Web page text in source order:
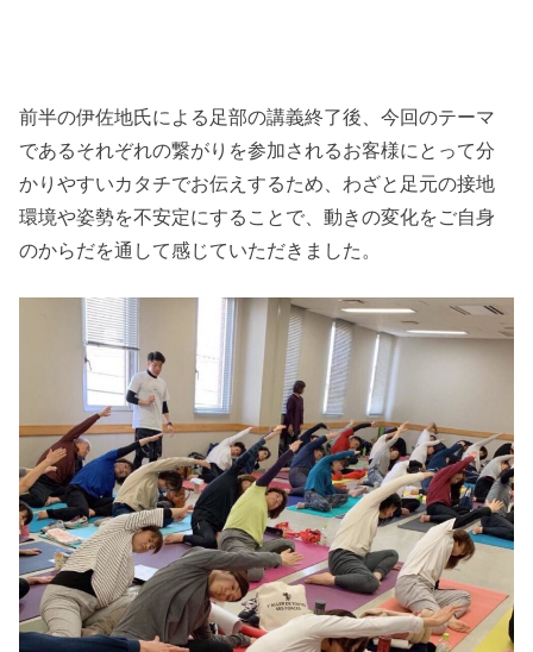
前半の伊佐地氏による足部の講義終了後、今回のテーマ
であるそれぞれの繋がりを参加されるお客様にとって分
かりやすいカタチでお伝えするため、わざと足元の接地
環境や姿勢を不安定にすることで、動きの変化をご自身
のからだを通して感じていただきました。